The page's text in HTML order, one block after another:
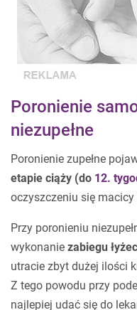
Poronienie
niezupełne
Poronienie zupełne
etapie ciąży (do 12.
oczyszczeniu się
Przy poronieniu
wykonanie zabiegu
utracie zbyt dużej ilości
Z tego powodu przy
najlepiej udać się do